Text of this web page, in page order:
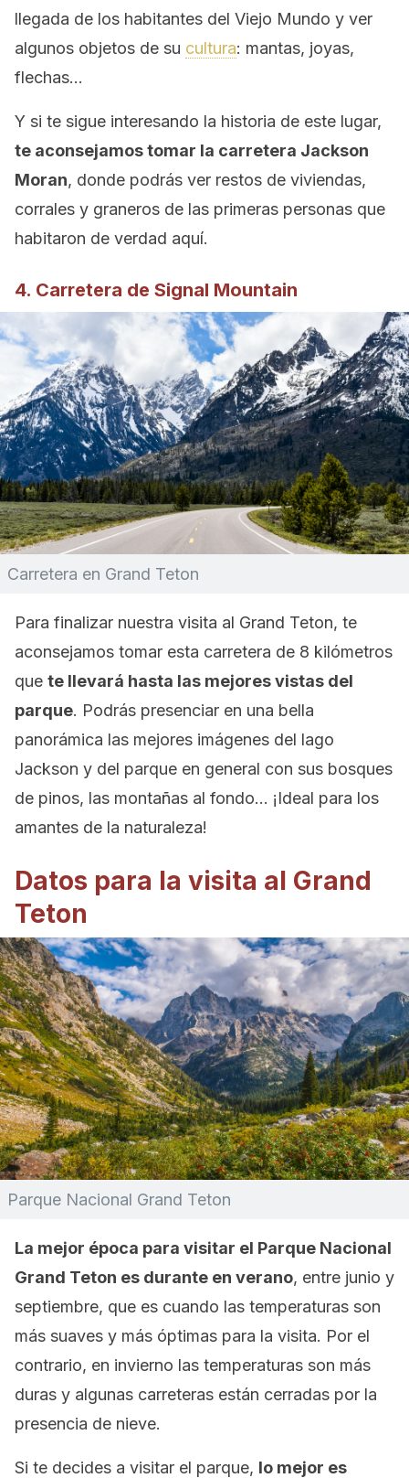
llegada de los habitantes del Viejo Mundo y ver
algunos objetos de su cultura: mantas, joyas,
flechas…
Y si te sigue interesando la historia de este lugar,
te aconsejamos tomar la carretera Jackson
Moran, donde podrás ver restos de viviendas,
corrales y graneros de las primeras personas que
habitaron de verdad aquí.
4. Carretera de Signal Mountain
Carretera en Grand Teton
Para finalizar nuestra visita al Grand Teton, te
aconsejamos tomar esta carretera de 8 kilómetros
que te llevará hasta las mejores vistas del
parque. Podrás presenciar en una bella
panorámica las mejores imágenes del lago
Jackson y del parque en general con sus bosques
de pinos, las montañas al fondo… ¡Ideal para los
amantes de la naturaleza!
Datos para la visita al Grand
Teton
Parque Nacional Grand Teton
La mejor época para visitar el Parque Nacional
Grand Teton es durante en verano, entre junio y
septiembre, que es cuando las temperaturas son
más suaves y más óptimas para la visita. Por el
contrario, en invierno las temperaturas son más
duras y algunas carreteras están cerradas por la
presencia de nieve.
Si te decides a visitar el parque, lo mejor es